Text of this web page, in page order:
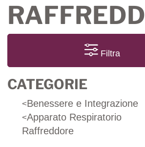
Filtra
CATEGORIE
<Benessere e Integrazione
<Apparato Respiratorio
Raffreddore